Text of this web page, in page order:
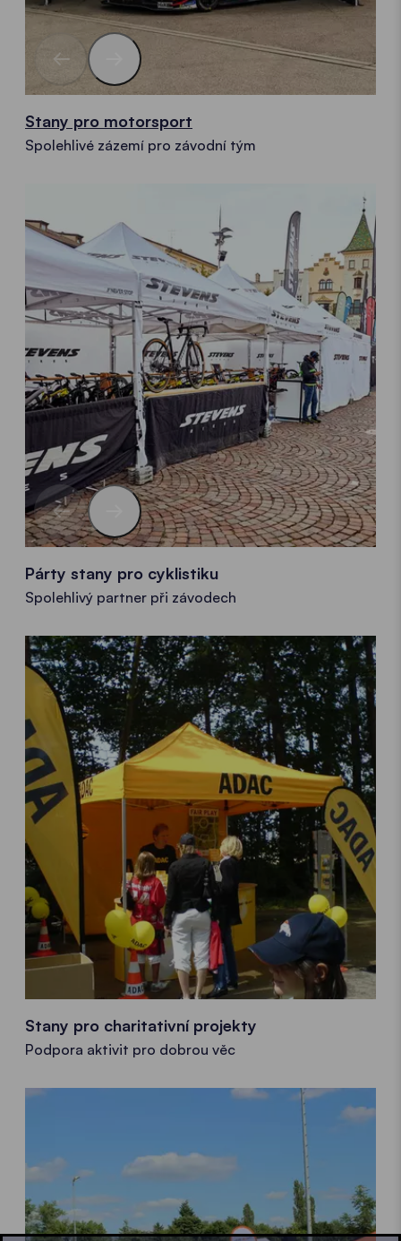
Stany pro motorsport
Spolehlivé zázemí pro závodní tým
Párty stany pro cyklistiku
Spolehlivý partner při závodech
Stany pro charitativní projekty
Podpora aktivit pro dobrou věc